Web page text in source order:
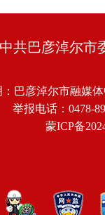
中共巴彦淖尔市
：巴彦淖尔市融媒
举报电话：0478-
蒙ICP备